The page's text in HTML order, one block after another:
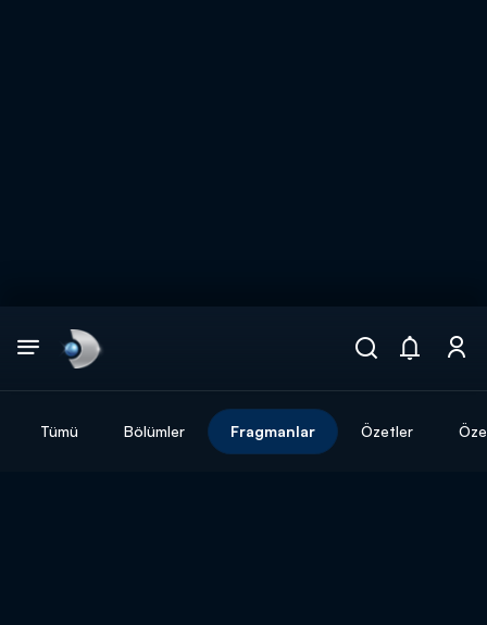
Tümü Bölümler Fragmanlar Özetler